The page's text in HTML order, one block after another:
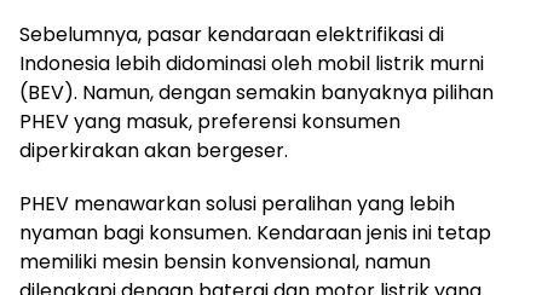
Sebelumnya, pasar kendaraan elektrifikasi di
Indonesia lebih didominasi oleh mobil listrik murni
(BEV). Namun, dengan semakin banyaknya pilihan
PHEV yang masuk, preferensi konsumen
diperkirakan akan bergeser.
PHEV menawarkan solusi peralihan yang lebih
nyaman bagi konsumen. Kendaraan jenis ini tetap
memiliki mesin bensin konvensional, namun